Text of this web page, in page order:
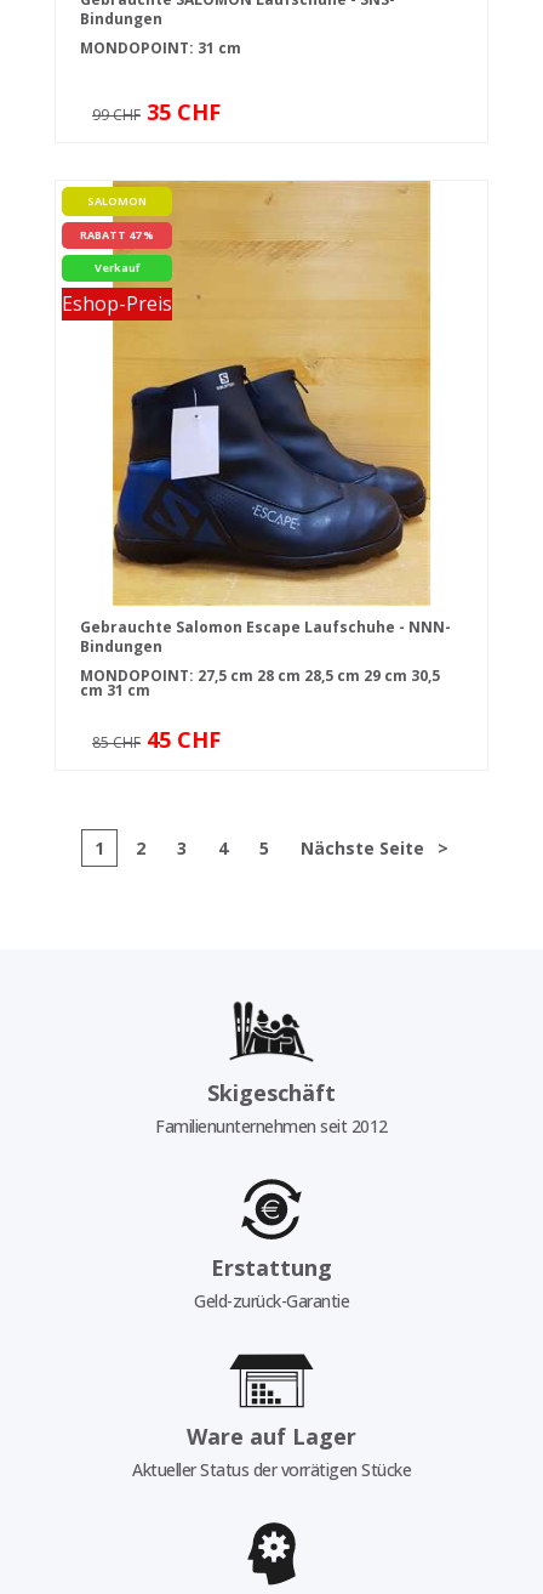
Bindungen
MONDOPOINT: 31 cm
99 CHF 35 CHF
SALOMON
RABATT 47 %
Verkauf
Eshop-Preis
Gebrauchte Salomon Escape Laufschuhe - NNN-
Bindungen
MONDOPOINT: 27,5 cm 28 cm 28,5 cm 29 cm 30,5
cm 31 cm
85 CHF 45 CHF
1 2 3 4 5 Nächste Seite >
Skigeschäft
Familienunternehmen seit 2012
Erstattung
Geld-zurück-Garantie
Ware auf Lager
Aktueller Status der vorrätigen Stücke